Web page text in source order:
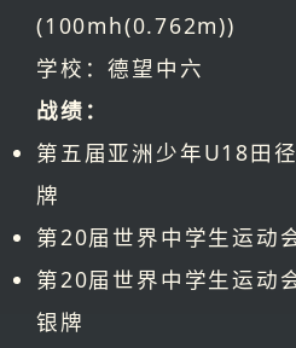
(100mh(0.762m))
学校：德望中六
战绩：
第五届亚洲少年U18田
牌
第20届世界中学生运动
第20届世界中学生运动
银牌